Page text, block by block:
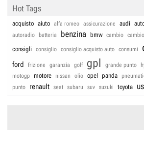
Hot Tags
acquisto aiuto alfa romeo assicurazione audi
autoradio
batteria benzina bmw cambio
consigli consiglio consiglio acquisto auto consumi
ford frizione garanzia golf gpl grande punto
motogp
motore nissan olio opel panda
punto
renault seat subaru suv suzuki toyota